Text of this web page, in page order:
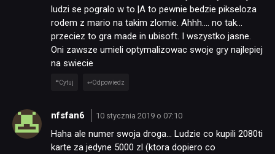
ludzi se pogralo w to.|A to pewnie bedzie pikseloza
rodem z mario na takim zlomie. Ahhh…. no tak…
przeciez to gra made in ubisoft. I wszystko jasne.
Oni zawsze umieli optymalizowac swoje gry najlepiej
na swiecie
Cytuj Odpowiedz
nfsfan6 10 stycznia 2019 o 07:10
Haha ale numer swoja droga… Ludzie co kupili 2080ti
karte za jedyne 5000 zl (ktora dopiero co